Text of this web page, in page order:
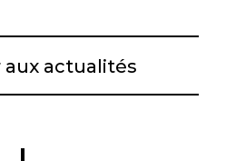
aux actualités